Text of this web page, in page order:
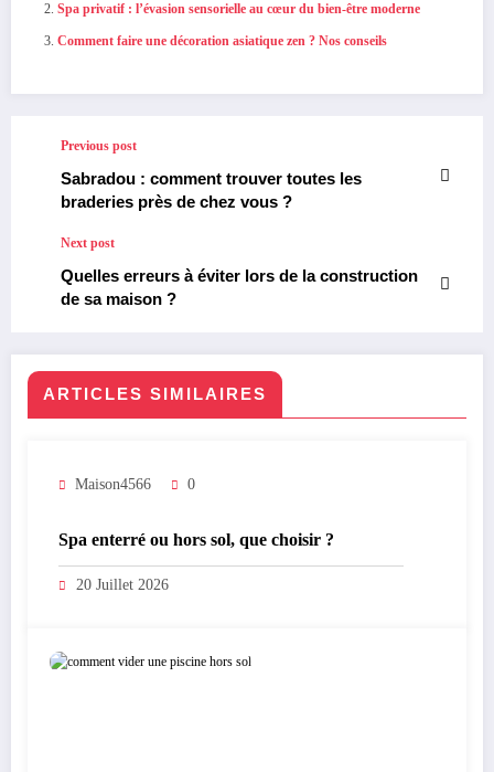
Spa privatif : l’évasion sensorielle au cœur du bien-être moderne
Comment faire une décoration asiatique zen ? Nos conseils
Previous post
Sabradou : comment trouver toutes les
braderies près de chez vous ?
Next post
Quelles erreurs à éviter lors de la construction
de sa maison ?
ARTICLES SIMILAIRES
Maison4566 0
Spa enterré ou hors sol, que choisir ?
20 Juillet 2026